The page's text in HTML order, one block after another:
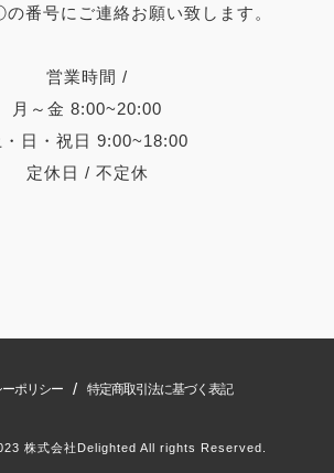
番号にご連絡お願い致します。
営業時間 /
月～金 8:00~20:00
・日・祝日 9:00~18:00
定休日 / 不定休
ポリシー / 特定商取引法に基づく表記
株式会社Delighted All rights Reserved.